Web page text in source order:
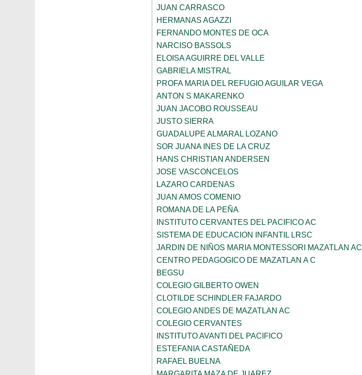
JUAN CARRASCO
HERMANAS AGAZZI
FERNANDO MONTES DE OCA
NARCISO BASSOLS
ELOISA AGUIRRE DEL VALLE
GABRIELA MISTRAL
PROFA MARIA DEL REFUGIO AGUILAR VEGA
ANTON S MAKARENKO
JUAN JACOBO ROUSSEAU
JUSTO SIERRA
GUADALUPE ALMARAL LOZANO
SOR JUANA INES DE LA CRUZ
HANS CHRISTIAN ANDERSEN
JOSE VASCONCELOS
LAZARO CARDENAS
JUAN AMOS COMENIO
ROMANA DE LA PEÑA
INSTITUTO CERVANTES DEL PACIFICO AC
SISTEMA DE EDUCACION INFANTIL LRSC
JARDIN DE NIÑOS MARIA MONTESSORI MAZATLAN AC
CENTRO PEDAGOGICO DE MAZATLAN A C
BEGSU
COLEGIO GILBERTO OWEN
CLOTILDE SCHINDLER FAJARDO
COLEGIO ANDES DE MAZATLAN AC
COLEGIO CERVANTES
INSTITUTO AVANTI DEL PACIFICO
ESTEFANIA CASTAÑEDA
RAFAEL BUELNA